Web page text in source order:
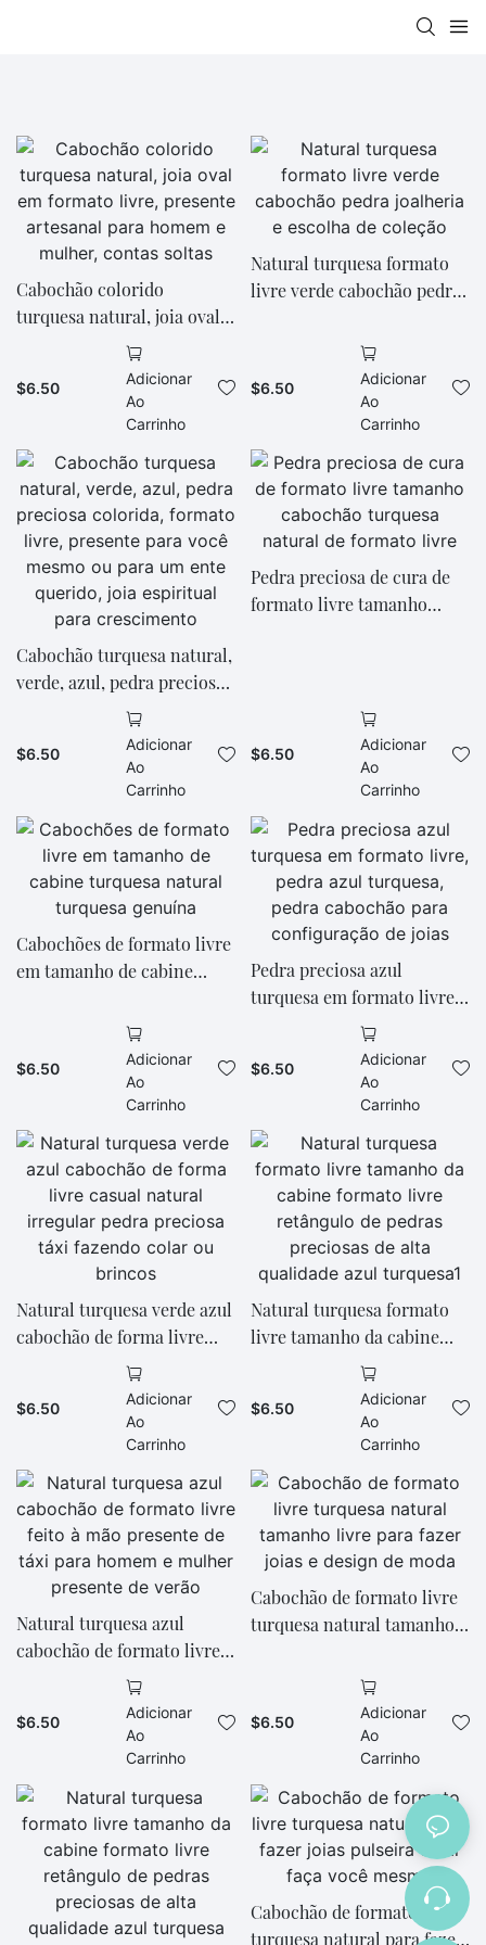
Cabochão colorido
turquesa natural, joia oval
em formato livre, presente
artesanal para homem e
mulher, contas soltas
$6.50
Adicionar
Ao
Carrinho
Natural turquesa formato
livre verde cabochão pedra
$6.50
Adicionar
Ao
Carrinho
Cabochão turquesa natural,
verde, azul, pedra preciosa
colorida, formato livre,
presente para você mesmo
ou para um ente querido,
joia espiritual para
crescimento
$6.50
Adicionar
Ao
Carrinho
Pedra preciosa de cura de
formato livre tamanho
$6.50
Adicionar
Ao
Carrinho
Cabochões de formato livre
em tamanho de cabine
$6.50
Adicionar
Ao
Carrinho
Pedra preciosa azul
turquesa em formato livre,
pedra azul turquesa, pedra
cabochão para configuração
de joias
$6.50
Adicionar
Ao
Carrinho
Natural turquesa verde azul
cabochão de forma livre
casual natural irregular
pedra preciosa táxi fazendo
colar ou brincos
$6.50
Adicionar
Ao
Carrinho
Natural turquesa formato
livre tamanho da cabine
formato livre retângulo de
pedras preciosas de alta
qualidade azul turquesa1
$6.50
Adicionar
Ao
Carrinho
Natural turquesa azul
cabochão de formato livre
feito à mão presente de táxi
para homem e mulher
presente de verão
$6.50
Adicionar
Ao
Carrinho
Cabochão de formato livre
turquesa natural tamanho
design de moda
$6.50
Adicionar
Ao
Carrinho
Cabochão de formato livre
turquesa natural para fazer